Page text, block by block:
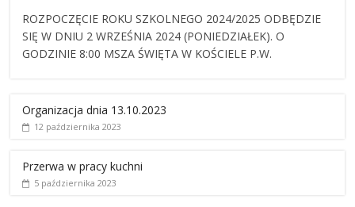
ROZPOCZĘCIE ROKU SZKOLNEGO 2024/2025 ODBĘDZIE
SIĘ W DNIU 2 WRZEŚNIA 2024 (PONIEDZIAŁEK). O
GODZINIE 8:00 MSZA ŚWIĘTA W KOŚCIELE P.W.
Organizacja dnia 13.10.2023
12 października 2023
Przerwa w pracy kuchni
5 października 2023